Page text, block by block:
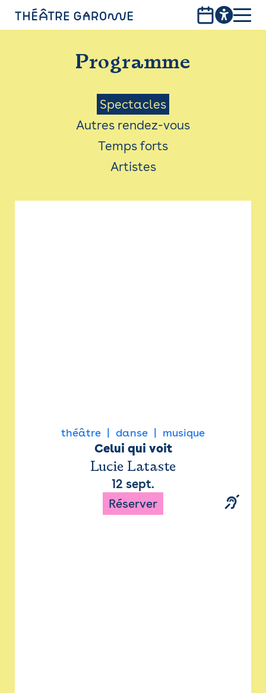
PROGRAMME
INFOS PRATIQUES
AVEC LES PUBLICS
ACCESSIBILITÉ
LES PRODUCTIONS
Programme
Menu
Saison
Spectacles
Autres rendez-vous
Temps forts
Artistes
théâtre danse musique
Celui qui voit
Lucie Lataste
12 sept.
Réserver